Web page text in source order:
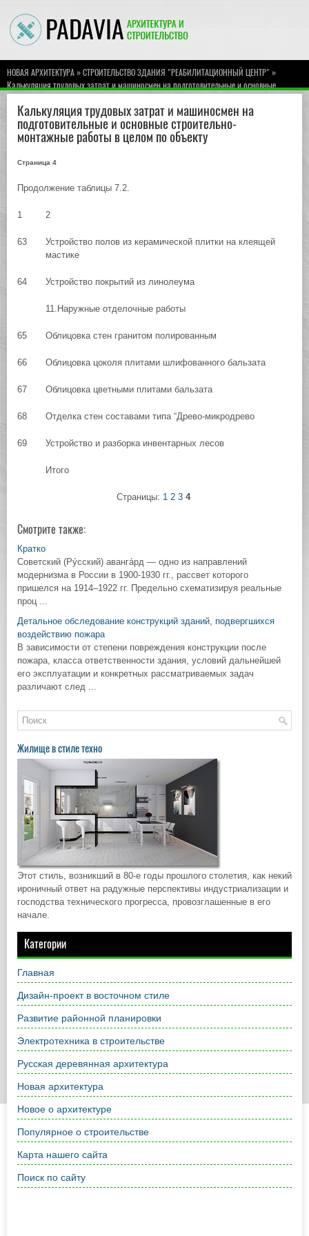
НОВАЯ АРХИТЕКТУРА»СТРОИТЕЛЬСТВО ЗДАНИЯ "РЕАБИЛИТАЦИОННЫЙ ЦЕНТР" »
Калькуляция трудовых затрат и машиносмен на подготовительные и основные
Калькуляция трудовых затрат и машиносмен на
подготовительные и основные строительно-
монтажные работы в целом по объекту
Страница 4
Продолжение таблицы 7.2.
1 2
63
Устройство полов из керамической плитки на клеящей
мастике
64 Устройство покрытий из линолеума
11.Наружные отделочные работы
65 Облицовка стен гранитом полированным
66 Облицовка цоколя плитами шлифованного бальзата
67 Облицовка цветными плитами бальзата
68 Отделка стен составами типа “Древо-микродрево
69 Устройство и разборка инвентарных лесов
Итого
Страницы: 1 2 3 4
Смотрите также:
Кратко
Советский (Ру́сский) аванга́рд — одно из направлений
модернизма в России в 1900-1930 гг., рассвет которого
пришелся на 1914–1922 гг. Предельно схематизируя реальные
проц ...
Детальное обследование конструкций зданий, подвергшихся
воздействию пожара
В зависимости от степени повреждения конструкции после
пожара, класса ответственности здания, условий дальнейшей
его эксплуатации и конкретных рассматриваемых задач
различают след ...
Жилище в стиле техно
Этот стиль, возникший в 80-е годы прошлого столетия, как некий
ироничный ответ на радужные перспективы индустриализации и
господства технического прогресса, провозглашенные в его
начале.
Категории
Главная
Дизайн-проект в восточном стиле
Развитие районной планировки
Электротехника в строительстве
Русская деревянная архитектура
Новая архитектура
Новое о архитектуре
Популярное о строительстве
Карта нашего сайта
Поиск по сайту